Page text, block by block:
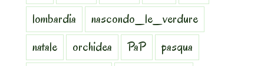
lombardia
nascondo_le_verdure
natale
orchidea PaP
pasqua